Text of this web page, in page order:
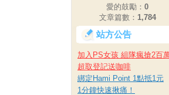
愛的鼓勵： 0
文章篇數： 1,784
站方公告
加入PS女孩 組隊瘋搶2百
超取登記送咖啡
綁定Hami Point 1點抵1元
1分鐘快速揪痛！